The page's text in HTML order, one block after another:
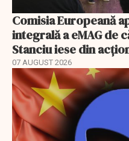
Comisia Europeană
integrală a eMAG de
Stanciu iese din
07 AUGUST 2026